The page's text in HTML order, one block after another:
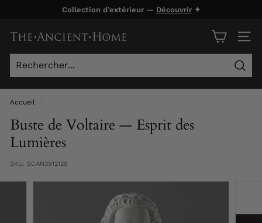
contenu
Collection d’extérieur — Découvrir✦
T
h
e
A
n
c
i
n
t
Accueil
Buste de Voltaire — Esprit des
Lumières
SKU: SCAN3912129